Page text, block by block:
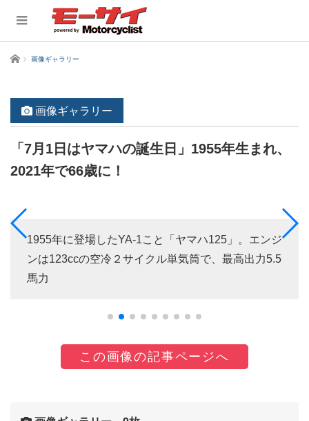
ホーム 画像ギャラリー
画像ギャラリー
「7月1日はヤマハの誕生日」1955年生まれ、
2021年で66歳に！
1955年に登場したYA-1こと「ヤマハ125」。エンジ
ンは123ccの空冷２サイクル単気筒で、最高出力5.5
馬力
この画像の記事ページへ